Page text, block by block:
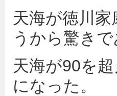
天海が徳川
うから驚きで
天海が90を
になった。